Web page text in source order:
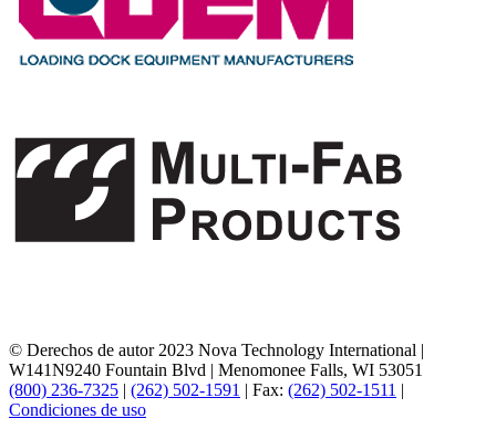
© Derechos de autor 2023 Nova Technology International |
W141N9240 Fountain Blvd | Menomonee Falls, WI 53051
(800) 236-7325 | (262) 502-1591 | Fax: (262) 502-1511 |
Condiciones de uso